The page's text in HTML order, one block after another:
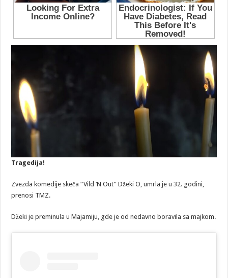
Tragedija!
Zvezda komedije skeča “Vild ‘N Out” Džeki O, umrla je u 32. godini,
prenosi TMZ.
Džeki je preminula u Majamiju, gde je od nedavno boravila sa majkom.